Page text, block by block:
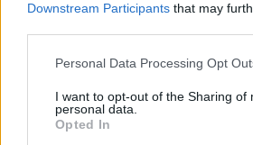
Downstream Participants that may
Please note that this website/app uses
not limited to your visit or usage
grant or deny consent to Google and
use your data for below specified
Personal Data Processing Opt
I want to opt-out of the Sharing of
personal data.
Opted In
Codice della strada 2026: tutte le